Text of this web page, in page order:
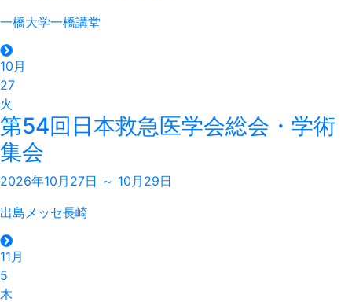
一橋大学一橋講堂
10月
27
火
第54回日本救急医学会総会・学術
集会
2026年10月27日 ～ 10月29日
出島メッセ長崎
11月
5
木